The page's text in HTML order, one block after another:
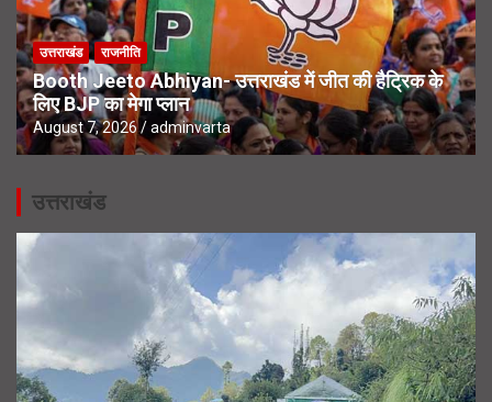
उत्तराखंड राजनीति
Booth Jeeto Abhiyan- उत्तराखंड में जीत की हैट्रिक के
लिए BJP का मेगा प्लान
August 7, 2026 adminvarta
उत्तराखंड